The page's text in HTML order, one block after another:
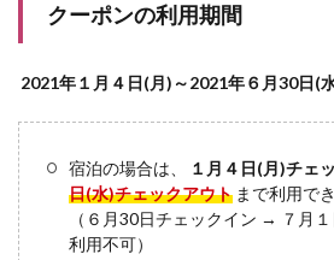
クーポンの利用期間
2021年１月４日(月)～2021年６月30日(
宿泊の場合は、 １月４日(月)チェ
日(水)チェックアウト まで利用で
（６月30日チェックイン → ７月
利用不可）